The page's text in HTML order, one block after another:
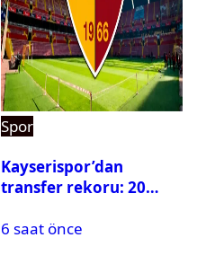
Spor
Kayserispor’dan
transfer rekoru: 20
6 saat önce